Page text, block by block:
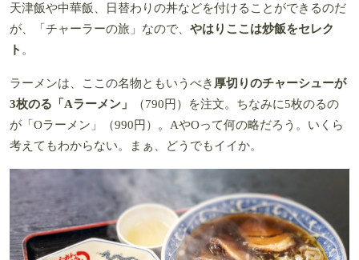
天津飯や中華飯、日替わりの丼などを付けることができるのだ
が、「チャーラーの旅」なので、 やはりここは炒飯をセレク
ト 。
ラーメンは、ここの名物ともいうべき 厚切りのチャーシューが
3枚のる「Aラーメン」
（790円）を注文。ちなみに5枚のるの
が「Oラーメン」（990円）。AやOって何の略だろう。いくら
考えてもわからない。まぁ、どうでもイイか。